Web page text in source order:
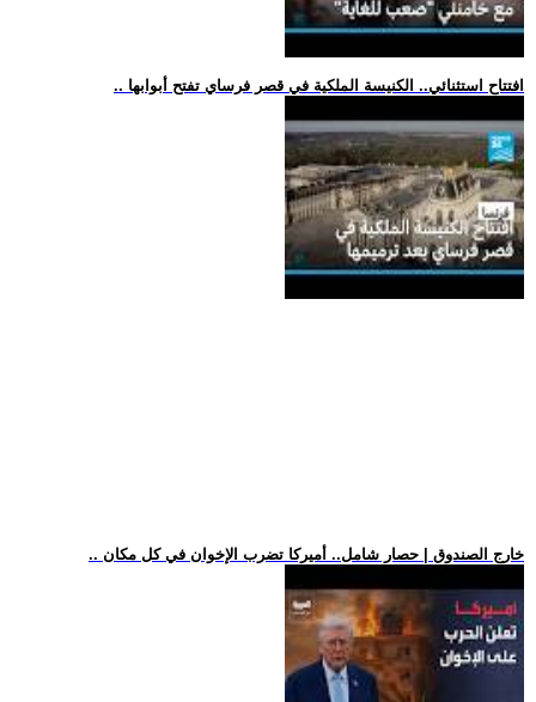
.. افتتاح استثنائي.. الكنيسة الملكية في قصر فرساي تفتح أبوابها
.. خارج الصندوق | حصار شامل.. أميركا تضرب الإخوان في كل مكان